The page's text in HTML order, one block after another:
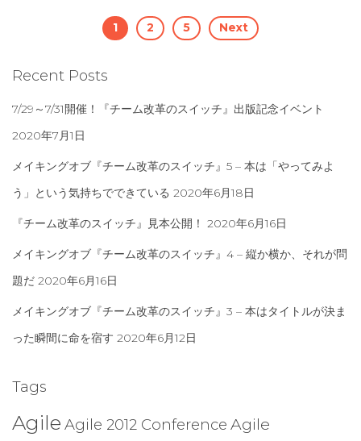
navigation
1 2 5 Next
Recent Posts
7/29～7/31開催！『チーム改革のスイッチ』出版記念イベント
2020年7月1日
メイキングオブ『チーム改革のスイッチ』5 – 本は「やってみよ
う」という気持ちでできている 2020年6月18日
『チーム改革のスイッチ』見本公開！ 2020年6月16日
メイキングオブ『チーム改革のスイッチ』4 – 縦か横か、それが問
題だ 2020年6月16日
メイキングオブ『チーム改革のスイッチ』3 – 本はタイトルが決ま
った瞬間に命を宿す 2020年6月12日
Tags
Agile Agile 2012 Conference Agile